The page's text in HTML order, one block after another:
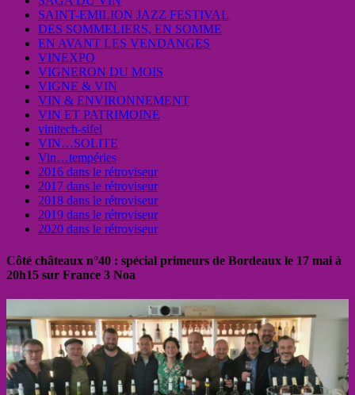
SAINT-EMILION JAZZ FESTIVAL
DES SOMMELIERS, EN SOMME
EN AVANT LES VENDANGES
VINEXPO
VIGNERON DU MOIS
VIGNE & VIN
VIN & ENVIRONNEMENT
VIN ET PATRIMOINE
vinitech-sifel
VIN…SOLITE
Vin…tempéries
2016 dans le rétroviseur
2017 dans le rétroviseur
2018 dans le rétroviseur
2019 dans le rétroviseur
2020 dans le rétroviseur
Côté châteaux n°40 : spécial primeurs de Bordeaux le 17 mai à
20h15 sur France 3 Noa